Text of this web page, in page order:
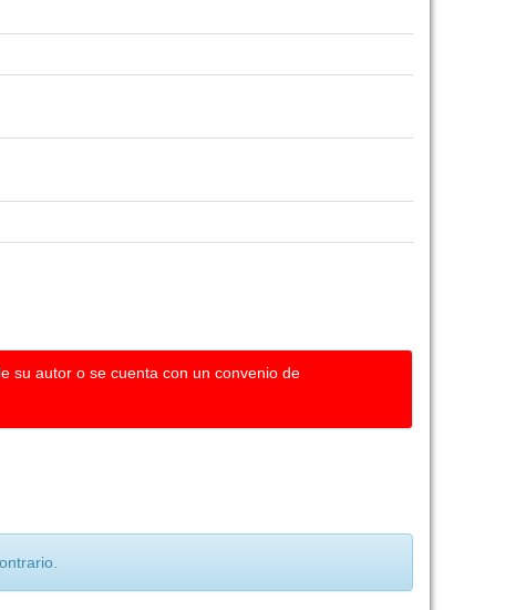
su autor o se cuenta con un convenio de